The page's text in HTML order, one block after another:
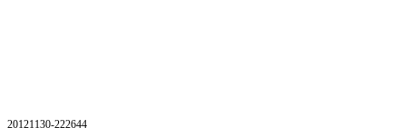
20121130-222644